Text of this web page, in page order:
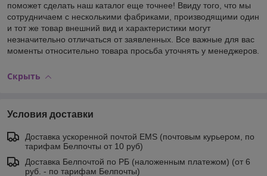
поможет сделать наш каталог еще точнее! Ввиду того, что мы
сотрудничаем с несколькими фабриками, производящими один
и тот же товар внешний вид и характеристики могут
незначительно отличаться от заявленных. Все важные для вас
моменты относительно товара просьба уточнять у менеджеров.
Скрыть
Условия доставки
Доставка ускоренной почтой EMS (почтовым курьером, по
тарифам Белпочты от 10 руб)
Доставка Белпочтой по РБ (наложенным платежом) (от 6
руб. - по тарифам Белпочты)